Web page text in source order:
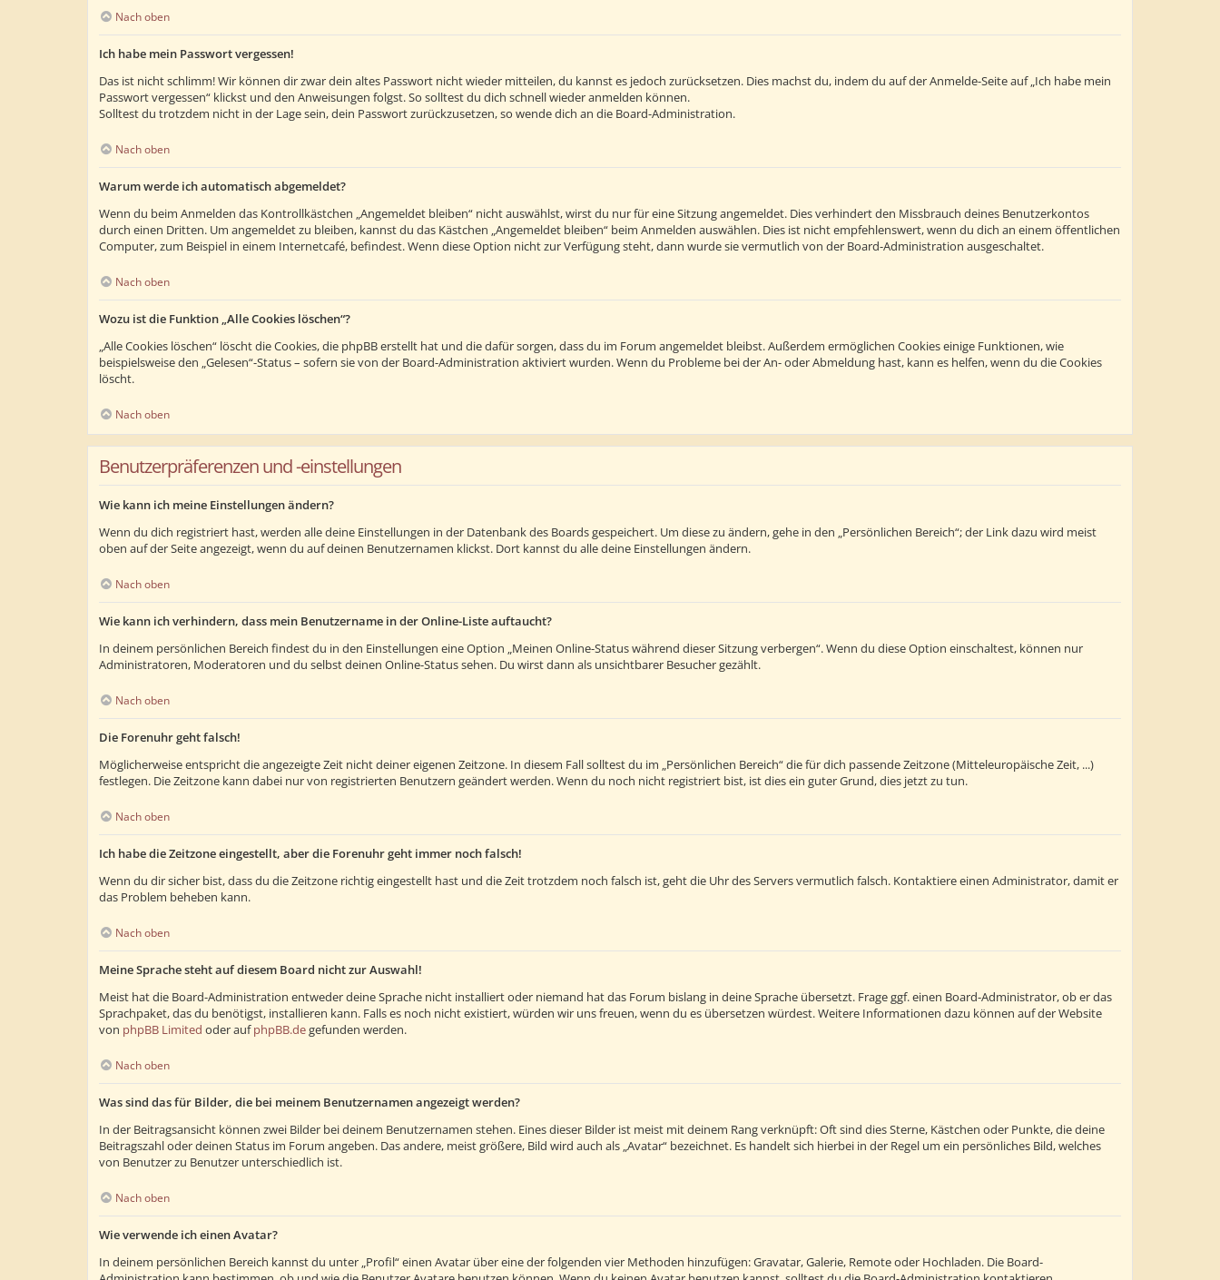
Nach oben
Ich habe mein Passwort vergessen!
Das ist nicht schlimm! Wir können dir zwar dein altes Passwort nicht wieder mitteilen, du kannst es jedoch zurücksetzen. Dies machst du, indem du auf der Anmelde-Seite auf „Ich habe mein
Passwort vergessen“ klickst und den Anweisungen folgst. So solltest du dich schnell wieder anmelden können.
Solltest du trotzdem nicht in der Lage sein, dein Passwort zurückzusetzen, so wende dich an die Board-Administration.
Nach oben
Warum werde ich automatisch abgemeldet?
Wenn du beim Anmelden das Kontrollkästchen „Angemeldet bleiben“ nicht auswählst, wirst du nur für eine Sitzung angemeldet. Dies verhindert den Missbrauch deines Benutzerkontos
durch einen Dritten. Um angemeldet zu bleiben, kannst du das Kästchen „Angemeldet bleiben“ beim Anmelden auswählen. Dies ist nicht empfehlenswert, wenn du dich an einem öffentlichen
Computer, zum Beispiel in einem Internetcafé, befindest. Wenn diese Option nicht zur Verfügung steht, dann wurde sie vermutlich von der Board-Administration ausgeschaltet.
Nach oben
Wozu ist die Funktion „Alle Cookies löschen“?
„Alle Cookies löschen“ löscht die Cookies, die phpBB erstellt hat und die dafür sorgen, dass du im Forum angemeldet bleibst. Außerdem ermöglichen Cookies einige Funktionen, wie
beispielsweise den „Gelesen“-Status – sofern sie von der Board-Administration aktiviert wurden. Wenn du Probleme bei der An- oder Abmeldung hast, kann es helfen, wenn du die Cookies
löscht.
Nach oben
Benutzerpräferenzen und -einstellungen
Wie kann ich meine Einstellungen ändern?
Wenn du dich registriert hast, werden alle deine Einstellungen in der Datenbank des Boards gespeichert. Um diese zu ändern, gehe in den „Persönlichen Bereich“; der Link dazu wird meist
oben auf der Seite angezeigt, wenn du auf deinen Benutzernamen klickst. Dort kannst du alle deine Einstellungen ändern.
Nach oben
Wie kann ich verhindern, dass mein Benutzername in der Online-Liste auftaucht?
In deinem persönlichen Bereich findest du in den Einstellungen eine Option „Meinen Online-Status während dieser Sitzung verbergen“. Wenn du diese Option einschaltest, können nur
Administratoren, Moderatoren und du selbst deinen Online-Status sehen. Du wirst dann als unsichtbarer Besucher gezählt.
Nach oben
Die Forenuhr geht falsch!
Möglicherweise entspricht die angezeigte Zeit nicht deiner eigenen Zeitzone. In diesem Fall solltest du im „Persönlichen Bereich“ die für dich passende Zeitzone (Mitteleuropäische Zeit, ...)
festlegen. Die Zeitzone kann dabei nur von registrierten Benutzern geändert werden. Wenn du noch nicht registriert bist, ist dies ein guter Grund, dies jetzt zu tun.
Nach oben
Ich habe die Zeitzone eingestellt, aber die Forenuhr geht immer noch falsch!
Wenn du dir sicher bist, dass du die Zeitzone richtig eingestellt hast und die Zeit trotzdem noch falsch ist, geht die Uhr des Servers vermutlich falsch. Kontaktiere einen Administrator, damit er
das Problem beheben kann.
Nach oben
Meine Sprache steht auf diesem Board nicht zur Auswahl!
Meist hat die Board-Administration entweder deine Sprache nicht installiert oder niemand hat das Forum bislang in deine Sprache übersetzt. Frage ggf. einen Board-Administrator, ob er das
Sprachpaket, das du benötigst, installieren kann. Falls es noch nicht existiert, würden wir uns freuen, wenn du es übersetzen würdest. Weitere Informationen dazu können auf der Website
von phpBB Limited oder aufphpBB.degefunden werden.
Nach oben
Was sind das für Bilder, die bei meinem Benutzernamen angezeigt werden?
In der Beitragsansicht können zwei Bilder bei deinem Benutzernamen stehen. Eines dieser Bilder ist meist mit deinem Rang verknüpft: Oft sind dies Sterne, Kästchen oder Punkte, die deine
Beitragszahl oder deinen Status im Forum angeben. Das andere, meist größere, Bild wird auch als „Avatar“ bezeichnet. Es handelt sich hierbei in der Regel um ein persönliches Bild, welches
von Benutzer zu Benutzer unterschiedlich ist.
Nach oben
Wie verwende ich einen Avatar?
In deinem persönlichen Bereich kannst du unter „Profil“ einen Avatar über eine der folgenden vier Methoden hinzufügen: Gravatar, Galerie, Remote oder Hochladen. Die Board-